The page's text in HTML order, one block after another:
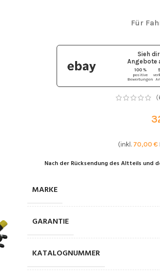
Für
Sieh
Angebote
100 %
positive
Bewertungen
(
(inkl. 70,00 €
Nach der Rücksendung des Altteils
MARKE
GARANTIE
KATALOGNUMMER